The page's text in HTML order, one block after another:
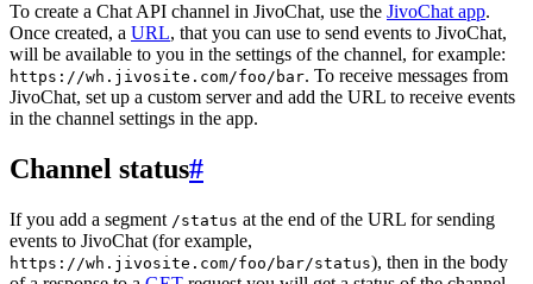
To create a Chat API channel in JivoChat, use the JivoChat app.
Once created, a URL, that you can use to send events to JivoChat,
will be available to you in the settings of the channel, for example:
https://wh.jivosite.com/foo/bar. To receive messages from
JivoChat, set up a custom server and add the URL to receive events
in the channel settings in the app.
Channel status#
If you add a segment /status at the end of the URL for sending
events to JivoChat (for example,
https://wh.jivosite.com/foo/bar/status), then in the body